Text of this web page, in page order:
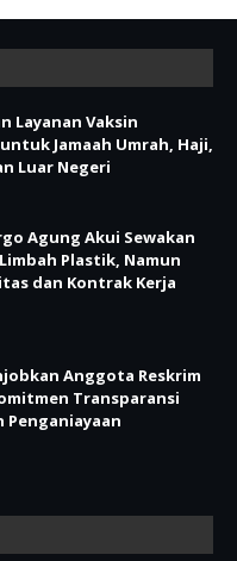
Layanan Vaksin
Jamaah Umrah, Haji,
Luar Negeri
Agung Akui Sewakan
Plastik, Namun
dan Kontrak Kerja
Anggota Reskrim
Transparansi
Penganiayaan